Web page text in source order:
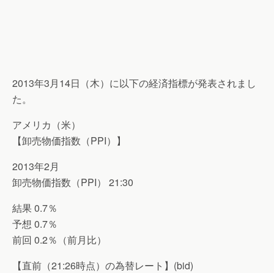
2013年3月14日（木）に以下の経済指標が発表されまし
た。
アメリカ（米）
【卸売物価指数（PPI）】
2013年2月
卸売物価指数（PPI） 21:30
結果 0.7％
予想 0.7％
前回 0.2％（前月比）
【直前（21:26時点）の為替レート】(bid)